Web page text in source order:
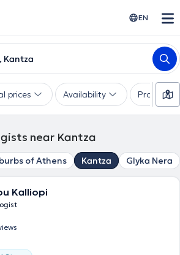
EN
Kantza
prices Availability Profession
near Kantza
of Athens Kantza Glyka Nera
Kalliopi